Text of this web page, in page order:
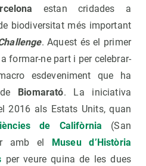
estan cridades a
biodiversitat més important
. Aquest és el primer
formar-ne part i per celebrar-
esdeveniment que ha
Biomarató. La iniciativa
2016 als Estats Units, quan
de Califòrnia (San
amb el Museu d’Història
per veure quina de les dues